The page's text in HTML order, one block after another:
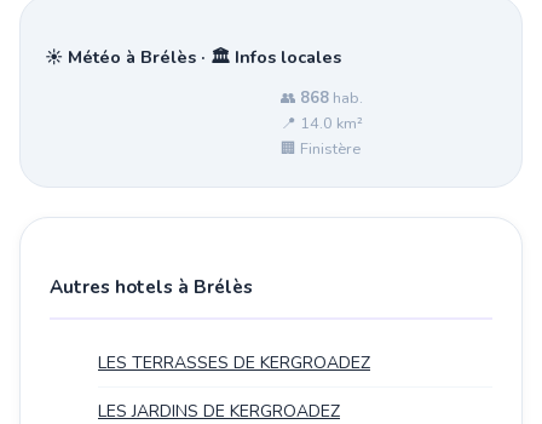
☀️ Météo à Brélès · 🏛️ Infos locales
👥 868 hab.
📍 14.0 km²
🏢 Finistère
Autres hotels à Brélès
LES TERRASSES DE KERGROADEZ
LES JARDINS DE KERGROADEZ